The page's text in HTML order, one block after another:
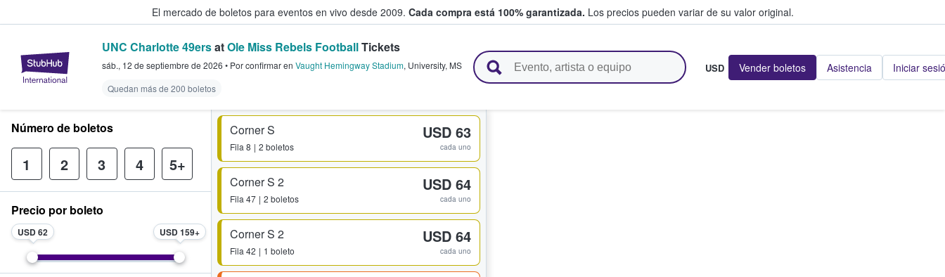
El mercado de boletos para eventos en vivo desde 2009. Cada compra está 100% garantizada. Los precios pueden variar de su valor original.
StubHub: donde los fans compran y venden boletos
UNC Charlotte 49ersatOle Miss Rebels FootballTickets
sáb., 12 de septiembre de 2026 • Por confirmaren Vaught Hemingway Stadium, University, MS
Quedan más de 200 boletos
USD Vender boletos Asistencia Iniciar
Corner S
Fila 8 2 boletos
USD 63
cada uno
Corner S 2
Fila 47 2 boletos
USD 64
cada uno
Corner S 2
Fila 42 1 boleto
USD 64
cada uno
Número de boletos
1 2 3 4 5+
Precio por boleto
USD 62 USD 159